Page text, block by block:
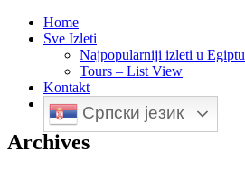
Home
Sve Izleti
Najpopularniji izleti u Egiptu
Tours – List View
Kontakt
Српски језик
Archives